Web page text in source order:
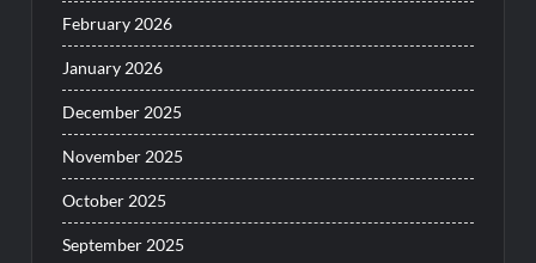
February 2026
January 2026
December 2025
November 2025
October 2025
September 2025